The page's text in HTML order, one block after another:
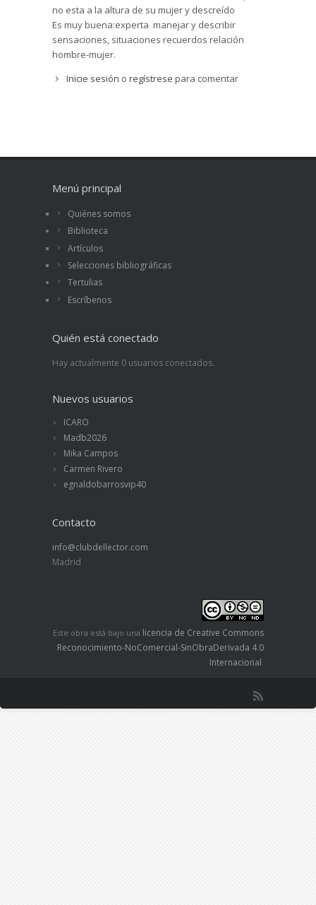
no esta a la altura de su mujer y descreído
Es muy buena:experta manejar y describir
sensaciones, situaciones recuerdos relación
hombre-mujer.
Inicie sesión o regístrese para comentar
Menú principal
Quiénes somos
Biblioteca
Artículos
Selecciones bibliográficas
Tertulias
Escríbenos
Quién está conectado
Hay actualmente 0 usuarios conectados.
Nuevos usuarios
ICARO
Madb2026
Mika Campos
Carmen Rivero
egnaldobarrosvip40
Contacto
info@clubdellector.com
Madrid
Este obra está bajo una licencia de Creative Commons
Reconocimiento-NoComercial-SinObraDerivada 4.0
Internacional